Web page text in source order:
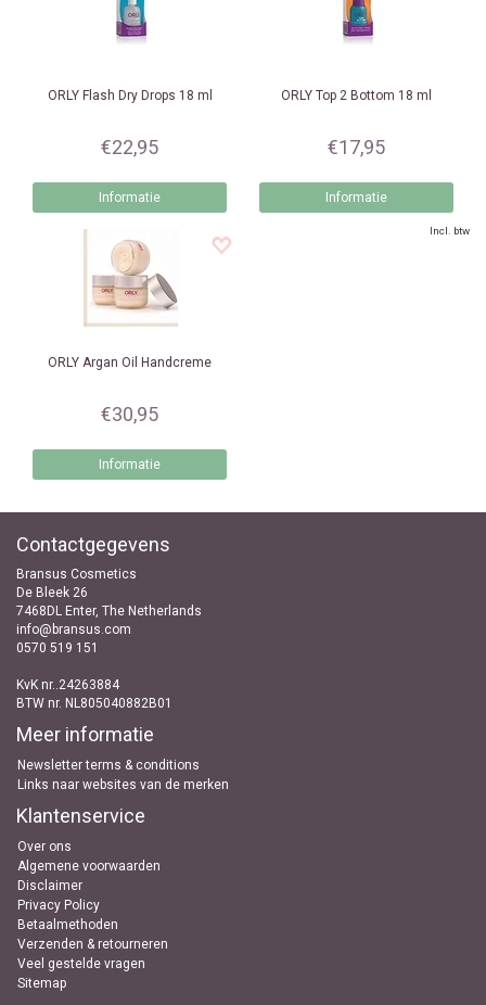
ORLYFlash Dry Drops 18 ml
€22,95
Informatie
ORLY Top 2 Bottom 18 ml
€17,95
Informatie
ORLY Argan Oil Handcreme
€30,95
Informatie
Incl. btw
Contactgegevens
Bransus Cosmetics
De Bleek 26
7468DL Enter, The Netherlands
info@bransus.com
0570 519 151
KvK nr..24263884
BTW nr. NL805040882B01
Meer informatie
Newsletter terms & conditions
Links naar websites van de merken
Klantenservice
Over ons
Algemene voorwaarden
Disclaimer
Privacy Policy
Betaalmethoden
Verzenden & retourneren
Veel gestelde vragen
Sitemap